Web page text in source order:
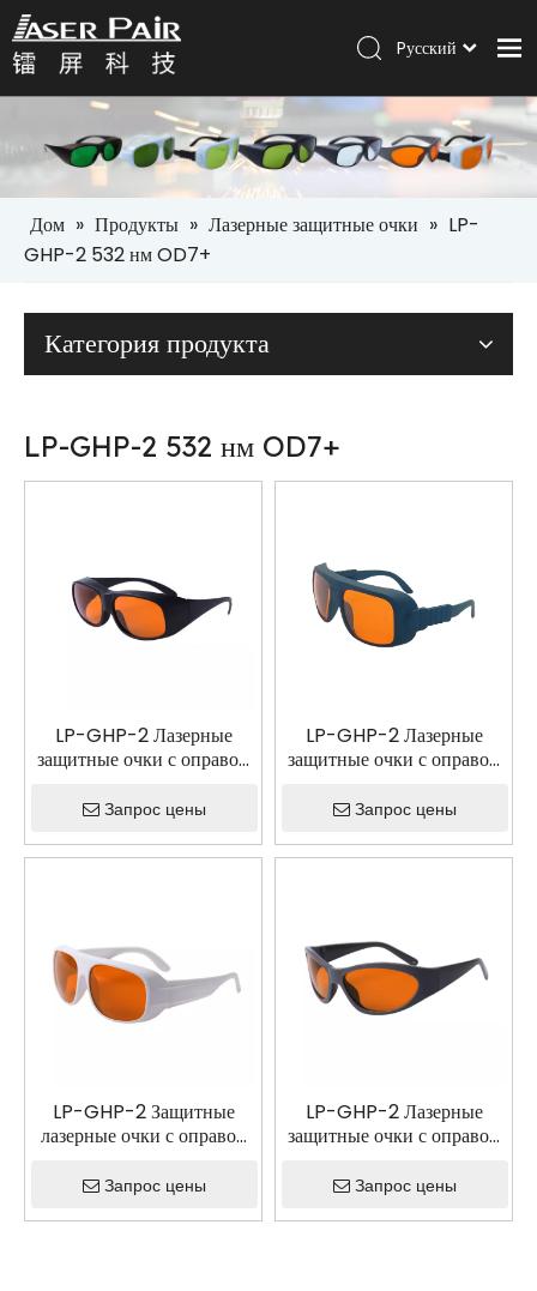
Продукты
Решения
Компания
Новости
Контакт
Pусский
Português
Español
English
Дом » Продукты » Лазерные защитные очки » LP-
GHP-2 532 нм OD7+
Категория продукта
LP-GHP-2 532 нм OD7+
LP-GHP-2 Лазерные
защитные очки с оправой
Запрос цены
LP-GHP-2 Лазерные
защитные очки с оправой
Запрос цены
LP-GHP-2 Защитные
лазерные очки с оправой
Запрос цены
LP-GHP-2 Лазерные
защитные очки с оправой
Запрос цены